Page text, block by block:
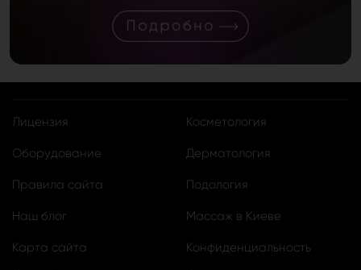
Лицензия
Оборудование
Правила сайта
Наш блог
Карта сайта
Косметология
Дерматология
Подология
Массаж в Киеве
Конфиденциальность